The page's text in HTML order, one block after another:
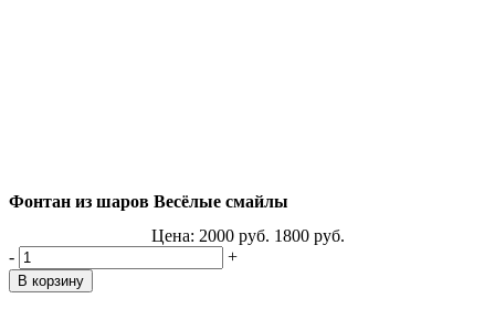
Фонтан из шаров Весёлые смайлы
Цена: 2000 руб. 1800 руб.
-
+